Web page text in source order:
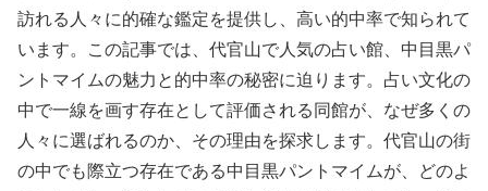
訪れる人々に的確な鑑定を提供し、高い的中率で知られて
います。この記事では、代官山で人気の占い館、中目黒パ
ントマイムの魅力と的中率の秘密に迫ります。占い文化の
中で一線を画す存在として評価される同館が、なぜ多くの
人々に選ばれるのか、その理由を探求します。代官山の街
の中でも際立つ存在である中目黒パントマイムが、どのよ